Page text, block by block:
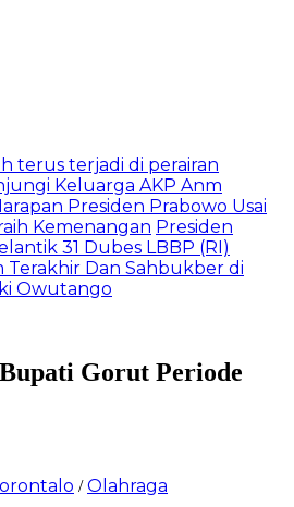
terus terjadi di perairan
Keluarga AKP Anm
Presiden Prabowo Usai
Kemenangan Presiden
31 Dubes LBBP (RI)
Terakhir Dan Sahbukber di
Owutango
Gorut Periode
/Olahraga